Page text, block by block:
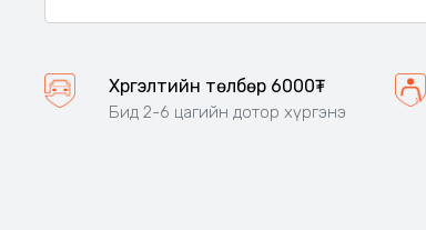
Хүргэлтийн төлбөр 6000₮
Бид 2-6 цагийн дотор хүргэнэ